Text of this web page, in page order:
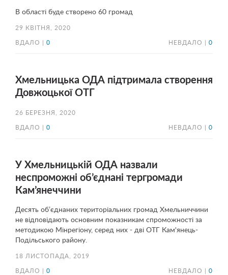
В області буде створено 60 громад
29 КВІТНЯ, 2020
ВДАЛО | 0 НЕВДАЛО | 0
Хмельницька ОДА підтримала створення
Довжоцької ОТГ
26 БЕРЕЗНЯ, 2020
ВДАЛО | 0 НЕВДАЛО | 0
У Хмельницькій ОДА назвали
неспроможні об’єднані тергромади
Кам’янеччини
Десять об’єднаних територіальних громад Хмельниччини
не відповідають основним показникам спроможності за
методикою Мінрегіону, серед них - дві ОТГ Кам'янець-
Подільського району.
18 ЛИСТОПАДА, 2019
ВДАЛО | 0 НЕВДАЛО | 0